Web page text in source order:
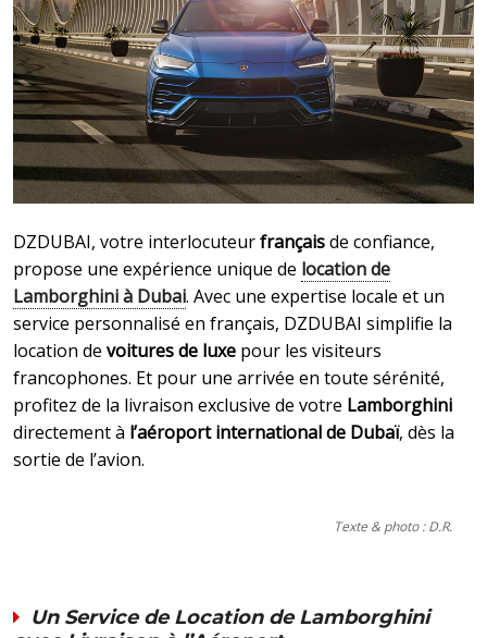
DZDUBAI, votre interlocuteurfrançaisde confiance,
propose une expérience unique de location de
Lamborghinià Dubai. Avec une expertise locale et un
service personnalisé en français, DZDUBAI simplifie la
location de voitures de luxe pour les visiteurs
francophones. Et pour une arrivée en toute sérénité,
profitez de la livraison exclusive de votre Lamborghini
directement à l’aéroport international de Dubaï, dès la
sortie de l’avion.
Texte & photo : D.R.
Un Service de Location de Lamborghini